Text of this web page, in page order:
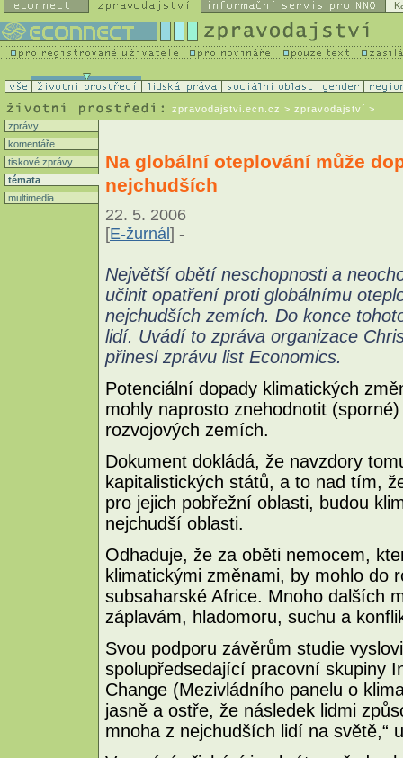
zpravodajstvi.ecn.cz > zpravodajství >
zprávy
komentáře
tiskové zprávy
témata
multimedia
Na globální oteplování může
nejchudších
22. 5. 2006
[E-žurnál] -
Největší obětí neschopnosti a
učinit opatření proti globálnímu
nejchudších zemích. Do konce
lidí. Uvádí to zpráva organizace
přinesl zprávu list Economics.
Potenciální dopady klimatických
mohly naprosto znehodnotit
rozvojových zemích.
Dokument dokládá, že navzdory
kapitalistických států, a to nad tím,
pro jejich pobřežní oblasti, budou
nejchudší oblasti.
Odhaduje, že za oběti nemocem,
klimatickými změnami, by mohlo do
subsaharské Africe. Mnoho dalších
záplavám, hladomoru, suchu a
Svou podporu závěrům studie
spolupředsedající pracovní skupiny
Change (Mezivládního panelu o
jasně a ostře, že následek lidmi
mnoha z nejchudších lidí na světě,“